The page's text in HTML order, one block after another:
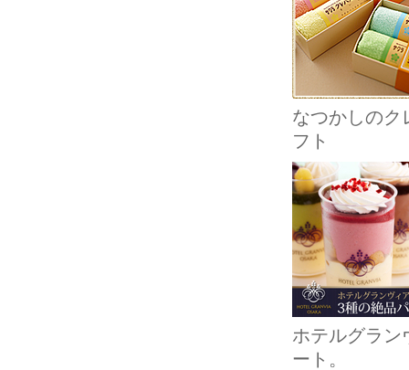
なつかしのク
フト
ホテルグラン
ート。